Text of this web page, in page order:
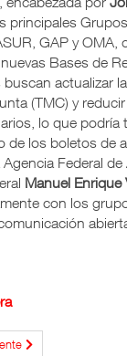
principales
GAP y OMA,
Bases de
buscan actualizar
(TMC) y
lo que podría
de los boletos de
Federal de
Manuel Enrique
con los